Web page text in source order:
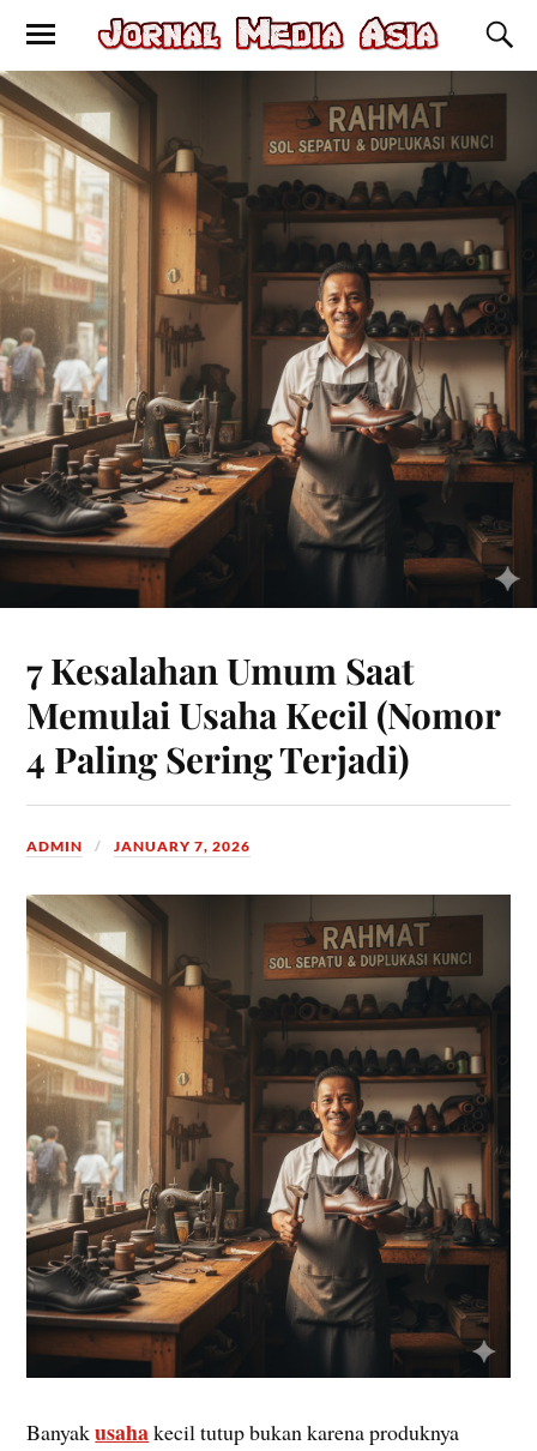
7 Kesalahan Umum Saat
Memulai Usaha Kecil (Nomor
4 Paling Sering Terjadi)
ADMIN JANUARY 7, 2026
Banyakusahakecil tutup bukan karena produknya